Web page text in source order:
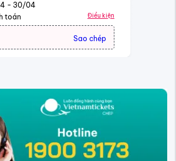
- 30/04
toán
Điều kiện
Sao chép